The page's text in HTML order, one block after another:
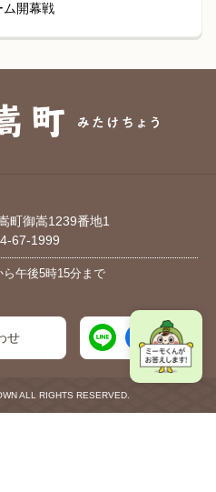
ム開幕戦
町御嵩1239番地1
67-1999
午後5時15分まで
せ
ALL RIGHTS RESERVED.